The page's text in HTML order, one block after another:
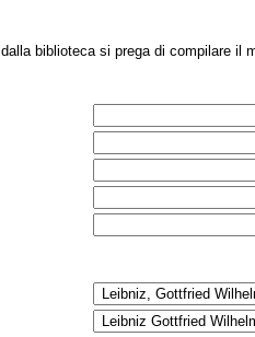
dalla biblioteca si prega di compilare il